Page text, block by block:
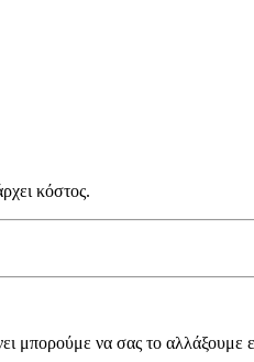
κόστος.
μπορούμε να σας το αλλάξουμε